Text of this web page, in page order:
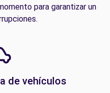
para garantizar un
de vehículos